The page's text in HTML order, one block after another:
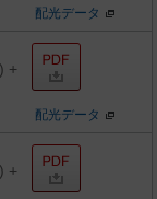
配光データ
+
配光データ
+